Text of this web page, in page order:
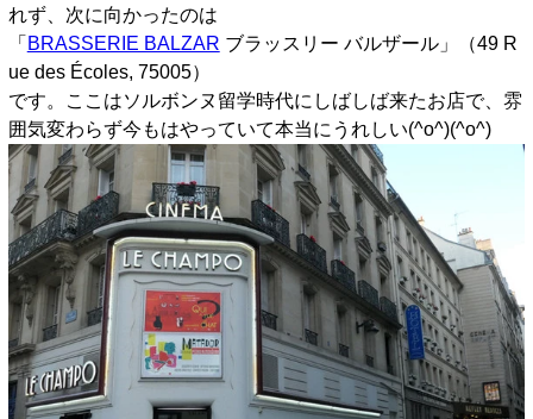
れず、次に向かったのは
「 BRASSERIE BALZAR ブラッスリー バルザール」（49 R
ue des Écoles, 75005）
です。ここはソルボンヌ留学時代にしばしば来たお店で、雰
囲気変わらず今もはやっていて本当にうれしい(^o^)(^o^)